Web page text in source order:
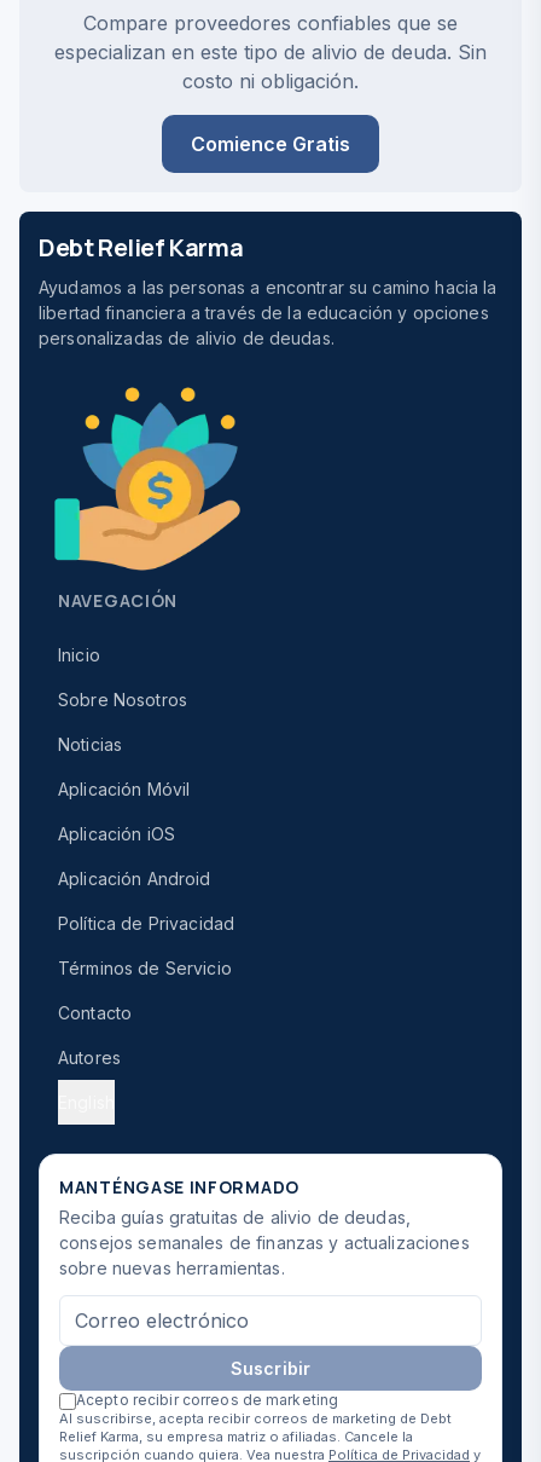
Compare proveedores confiables que se
especializan en este tipo de alivio de deuda. Sin
costo ni obligación.
Comience Gratis
Debt Relief Karma
Ayudamos a las personas a encontrar su camino hacia la
libertad financiera a través de la educación y opciones
personalizadas de alivio de deudas.
NAVEGACIÓN
Inicio
Sobre Nosotros
Noticias
Aplicación Móvil
Aplicación iOS
Aplicación Android
Política de Privacidad
Términos de Servicio
Contacto
Autores
MANTÉNGASE INFORMADO
Reciba guías gratuitas de alivio de deudas,
consejos semanales de finanzas y actualizaciones
sobre nuevas herramientas.
Suscribir
Acepto recibir correos de marketing
Al suscribirse, acepta recibir correos de marketing de Debt
Relief Karma, su empresa matriz o afiliadas. Cancele la
suscripción cuando quiera. Vea nuestra Política de Privacidad y